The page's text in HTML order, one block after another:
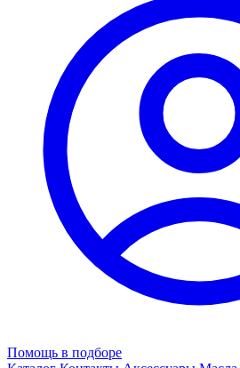
Помощь в подборе